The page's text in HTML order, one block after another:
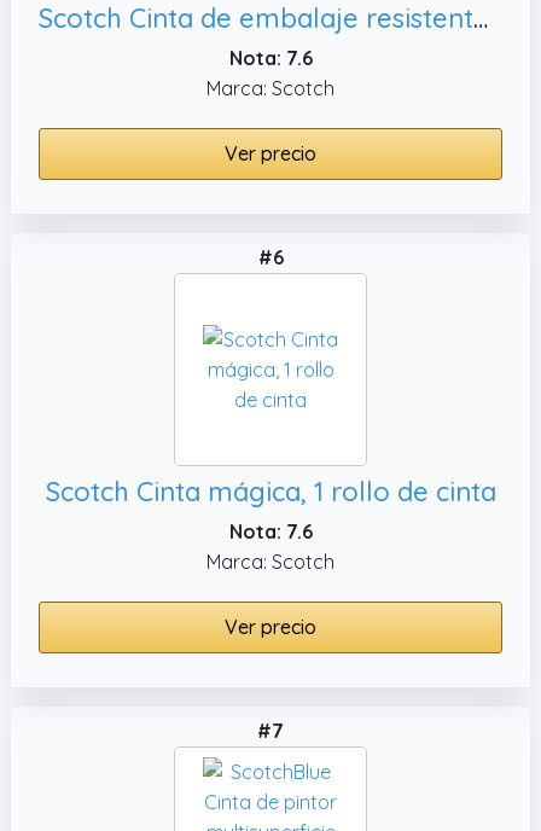
Scotch Cinta de embalaje resistente ENVÍO, color Tape Rolls 1.88 in x 54.6 yds
Nota: 7.6
Marca: Scotch
Ver precio
#6
Scotch Cinta mágica, 1 rollo de cinta
Nota: 7.6
Marca: Scotch
Ver precio
#7